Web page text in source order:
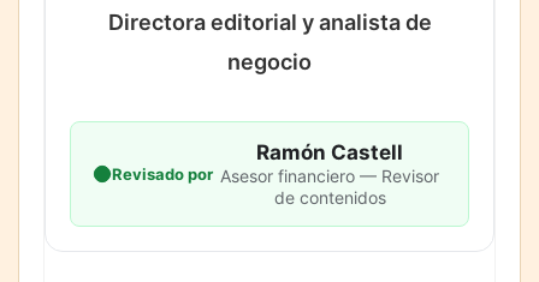
Directora editorial y analista de
negocio
Revisado por
Ramón Castell
Asesor financiero — Revisor
de contenidos